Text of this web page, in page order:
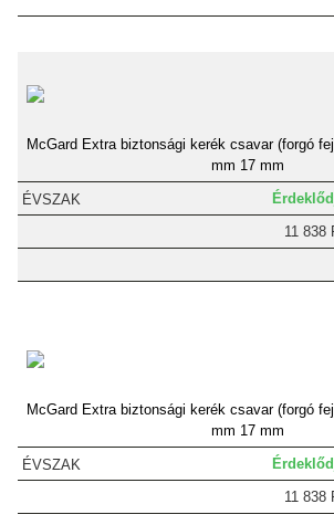
McGard Extra biztonsági kerék csavar (forgó
mm 17 mm
11 838
McGard Extra biztonsági kerék csavar (forgó
mm 17 mm
11 838